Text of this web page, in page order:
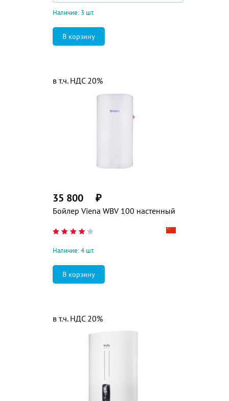
Наличие: 3 шт.
Бойлер Viena WBV 100 настенный
35 800 ₽
в т.ч. НДС 20%
Наличие: 4 шт.
в т.ч. НДС 20%